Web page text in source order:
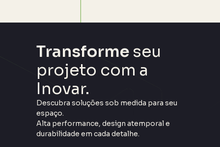
Transforme seu
projeto com a
Inovar.
Descubra soluções sob medida para seu
espaço.
Alta performance, design atemporal e
durabilidade em cada detalhe.